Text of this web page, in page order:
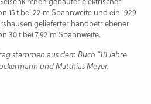
15 t bei 22 m Spannweite und ein 1929
gelieferter handbetriebener
30 t bei 7,92 m Spannweite.
stammen aus dem Buch “111 Jahre
und Matthias Meyer.